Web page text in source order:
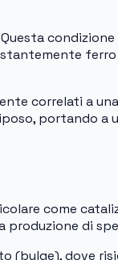
correlati a
portando
come
di
(bulge), dove